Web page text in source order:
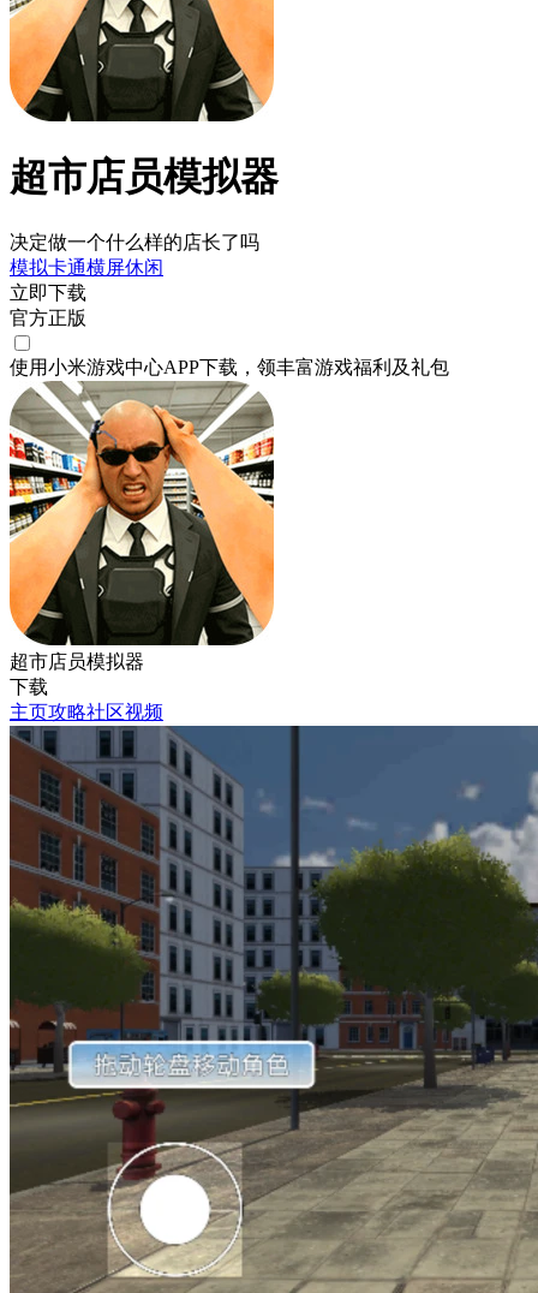
超市店员模拟器
决定做一个什么样的店长了吗
模拟卡通横屏休闲
立即下载
官方正版
使用小米游戏中心APP下载 ，领丰富游戏福利 及礼包
超市店员模拟器
下载
主页攻略社区视频